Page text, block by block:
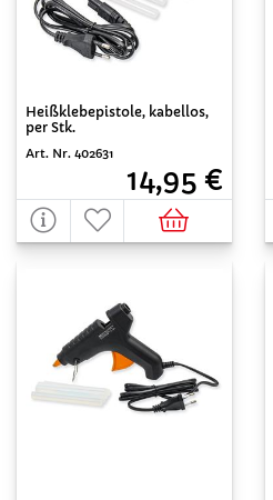
Heißklebepistole, kabellos,
per Stk.
Art. Nr. 402631
14,95 €